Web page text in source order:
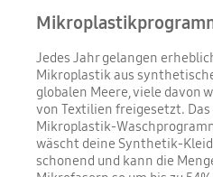
Jedes Jahr gelangen
Mikroplastik aus
globalen Meere, viele davon
von Textilien freigesetzt. Das
Mikroplastik-
wäscht deine Synthetik-
schonend und kann die